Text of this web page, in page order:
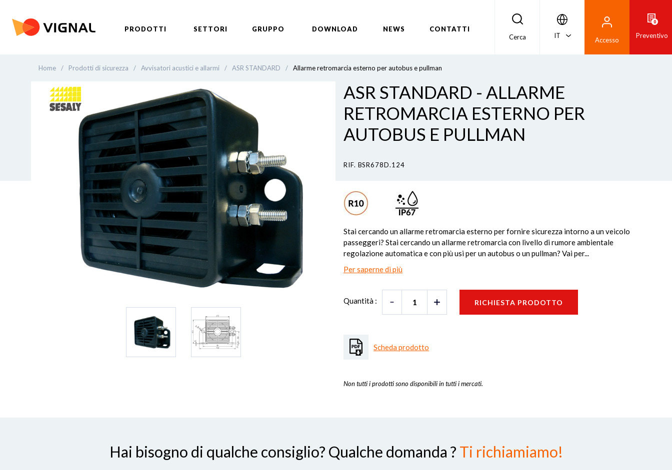
PRODOTTI SETTORI GRUPPO DOWNLOAD NEWS
CONTATTI
Cerca
IT
Accesso
0
Preventivo
Home / Prodotti di sicurezza / Avvisatori acustici e allarmi / ASR STANDARD / Allarme retromarcia esterno per autobus e pullman
ASR STANDARD - ALLARME
RETROMARCIA ESTERNO PER
AUTOBUS E PULLMAN
RIF. BSR678D.124
Stai cercando un allarme retromarcia esterno per fornire sicurezza intorno a un veicolo
passeggeri? Stai cercando un allarme retromarcia con livello di rumore ambientale
regolazione automatica e con più usi per un autobus o un pullman? Vai per...
Per saperne di più
Quantità : RICHIESTA PRODOTTO
Scheda prodotto
Non tutti i prodotti sono disponibili in tutti i mercati.
Hai bisogno di qualche consiglio? Qualche domanda ? Ti richiamiamo!